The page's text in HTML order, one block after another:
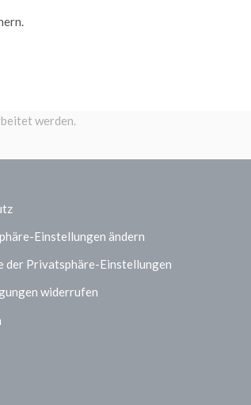
werden.
Einstellungen ändern
der Privatsphäre-Einstellungen
widerrufen